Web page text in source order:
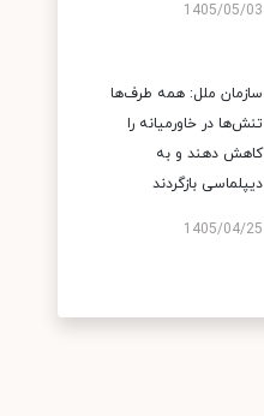
1405/05/03
سازمان ملل: همه طرف‌ها
تنش‌ها در خاورمیانه را
کاهش دهند و به
دیپلماسی بازگردند
1405/04/25